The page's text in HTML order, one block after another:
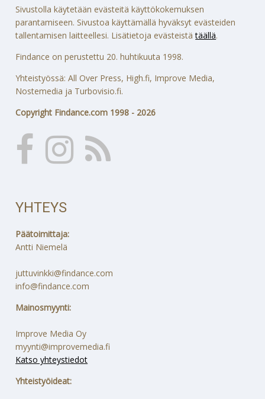
Sivustolla käytetään evästeitä käyttökokemuksen
parantamiseen. Sivustoa käyttämällä hyväksyt evästeiden
tallentamisen laitteellesi. Lisätietoja evästeistätäällä.
Findance on perustettu 20. huhtikuuta 1998.
Yhteistyössä: All Over Press, High.fi, Improve Media,
Nostemedia ja Turbovisio.fi.
Copyright Findance.com 1998 - 2026
YHTEYS
Päätoimittaja:
Antti Niemelä
juttuvinkki@findance.com
info@findance.com
Mainosmyynti:
Improve Media Oy
myynti@improvemedia.fi
Katso yhteystiedot
Yhteistyöideat: